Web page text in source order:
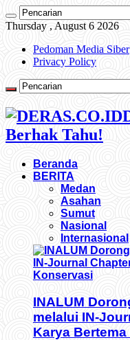
Thursday , August 6 2026
Pedoman Media Siber
Privacy Policy
Berhak Tahu!
Beranda
BERITA
Medan
Asahan
Sumut
Nasional
Internasional
INALUM
melalui IN-
Karya